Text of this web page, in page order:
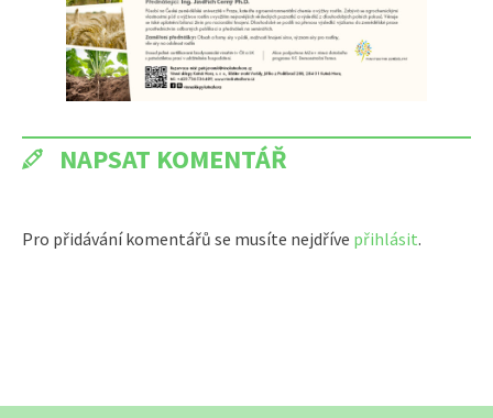
NAPSAT KOMENTÁŘ
Pro přidávání komentářů se musíte nejdříve přihlásit.